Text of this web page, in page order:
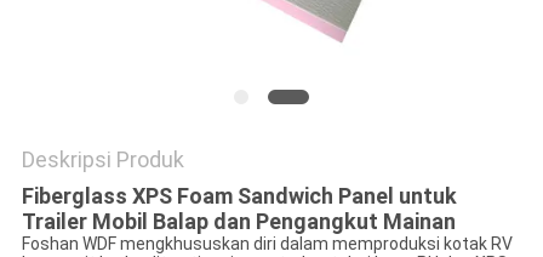
Deskripsi Produk
Fiberglass XPS Foam Sandwich Panel untuk
Trailer Mobil Balap dan Pengangkut Mainan
Foshan WDF mengkhususkan diri dalam memproduksi kotak RV